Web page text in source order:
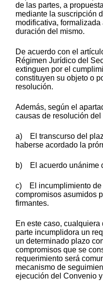
de las partes, a
mediante la suscripción
modificativa,
duración del mismo.
De acuerdo con el
Régimen Jurídico del
extinguen por el
constituyen su objeto o
resolución.
Además, según el
causas de resolución
a) El transcurso del
haberse acordado la
b) El acuerdo unánime
c) El incumplimiento de
compromisos asumidos
firmantes.
En este caso,
parte incumplidora un
un determinado plazo
compromisos que se
requerimiento será
mecanismo de
ejecución del Convenio